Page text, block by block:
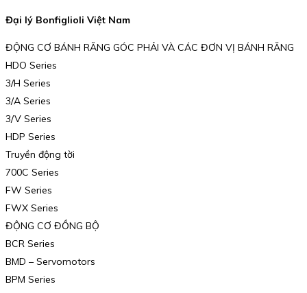
Đại lý Bonfiglioli Việt Nam
ĐỘNG CƠ BÁNH RĂNG GÓC PHẢI VÀ CÁC ĐƠN VỊ BÁNH RĂNG
HDO Series
3/H Series
3/A Series
3/V Series
HDP Series
Truyền động tời
700C Series
FW Series
FWX Series
ĐỘNG CƠ ĐỒNG BỘ
BCR Series
BMD – Servomotors
BPM Series